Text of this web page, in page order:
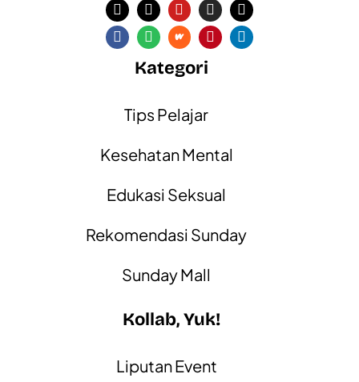
Kategori
Tips Pelajar
Kesehatan Mental
Edukasi Seksual
Rekomendasi Sunday
Sunday Mall
Kollab, Yuk!
Liputan Event